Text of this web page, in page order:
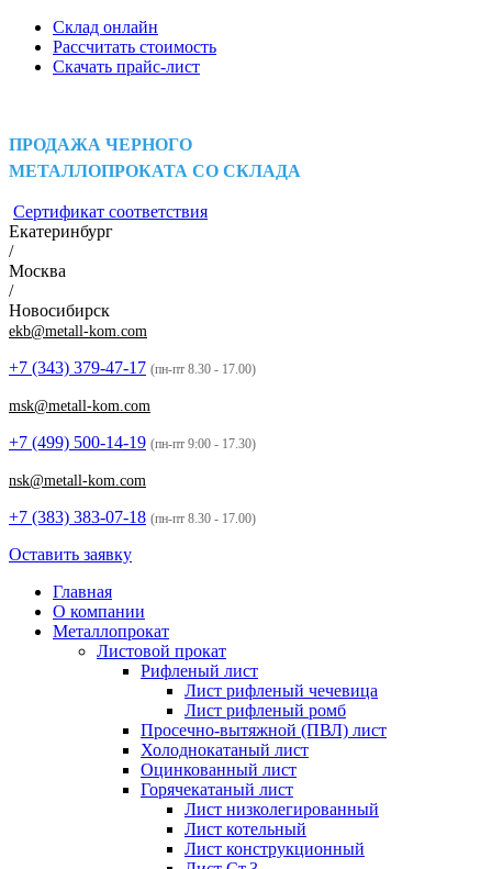
Склад онлайн
Рассчитать стоимость
Скачать прайс-лист
ПРОДАЖА ЧЕРНОГО
МЕТАЛЛОПРОКАТА СО СКЛАДА
Сертификат соответствия
Екатеринбург
/
Москва
/
Новосибирск
ekb@metall-kom.com
+7 (343) 379-47-17 (пн-пт 8.30 - 17.00)
msk@metall-kom.com
+7 (499) 500-14-19 (пн-пт 9:00 - 17.30)
nsk@metall-kom.com
+7 (383) 383-07-18 (пн-пт 8.30 - 17.00)
Оставить заявку
Главная
О компании
Металлопрокат
Листовой прокат
Рифленый лист
Лист рифленый чечевица
Лист рифленый ромб
Просечно-вытяжной (ПВЛ) лист
Холоднокатаный лист
Оцинкованный лист
Горячекатаный лист
Лист низколегированный
Лист котельный
Лист конструкционный